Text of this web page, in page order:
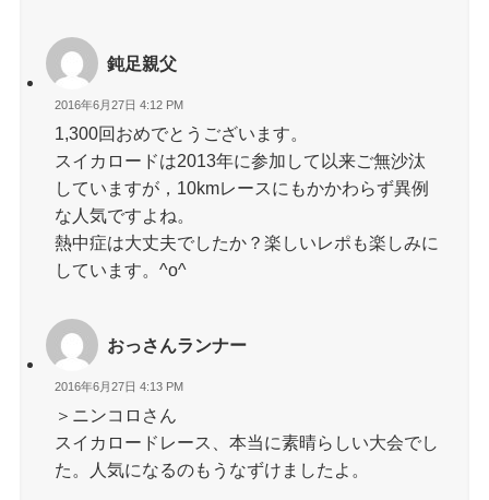
鈍足親父
2016年6月27日 4:12 PM
1,300回おめでとうございます。
スイカロードは2013年に参加して以来ご無沙汰
していますが，10kmレースにもかかわらず異例
な人気ですよね。
熱中症は大丈夫でしたか？楽しいレポも楽しみに
しています。^o^
おっさんランナー
2016年6月27日 4:13 PM
＞ニンコロさん
スイカロードレース、本当に素晴らしい大会でし
た。人気になるのもうなずけましたよ。